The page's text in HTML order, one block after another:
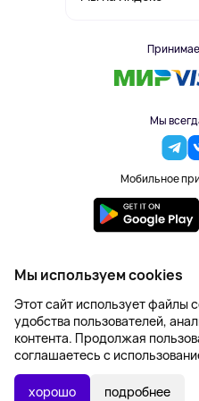
Мы
Мобильное
2023-2026 © DoBuy.
Правила обработки
Создание
Мы используем cookies
Этот сайт использует файлы
удобства пользователей,
контента. Продолжая
соглашаетесь с
хорошо подробнее